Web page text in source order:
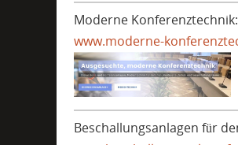
Moderne Konferenztechnik:
www.moderne-
Beschallungsanlagen für